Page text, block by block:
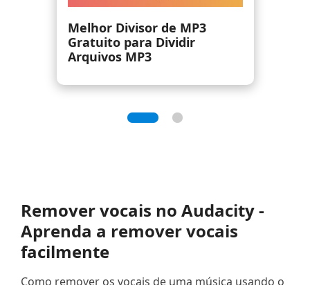
Como misturar músicas em
3 etapas simples [com
imagens]
Remover vocais no Audacity -
Aprenda a remover vocais
facilmente
Como remover os vocais de uma música usando o